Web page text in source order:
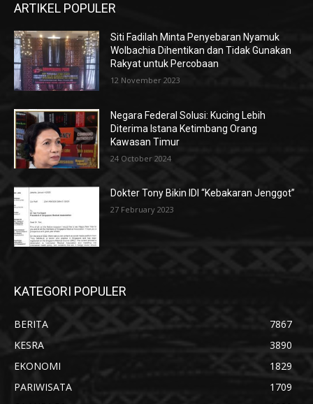
ARTIKEL POPULER
Siti Fadilah Minta Penyebaran Nyamuk
Wolbachia Dihentikan dan Tidak Gunakan
Rakyat untuk Percobaan
12 November 2023
Negara Federal Solusi: Kucing Lebih
Diterima Istana Ketimbang Orang
Kawasan Timur
24 October 2024
Dokter Tony Bikin IDI “Kebakaran Jenggot”
27 February 2023
KATEGORI POPULER
BERITA
7867
KESRA
3890
EKONOMI
1829
PARIWISATA
1709